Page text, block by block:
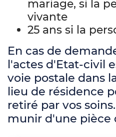
mariage, si la
vivante
25 ans si la
En cas de
l'actes d'Etat-civil
voie postale dans
lieu de résidence
retiré par vos
munir d'une pièce